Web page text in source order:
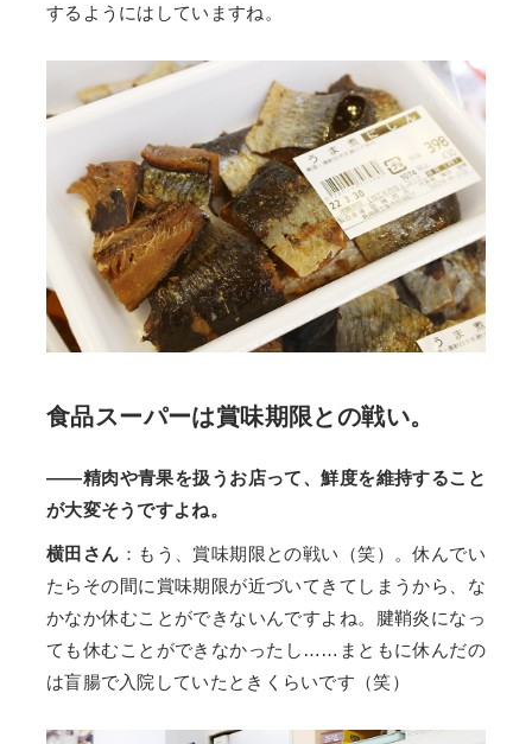
するようにはしていますね。
食品スーパーは賞味期限との戦い。
——精肉や青果を扱うお店って、鮮度を維持すること
が大変そうですよね。
横田さん ：もう、賞味期限との戦い（笑）。休んでい
たらその間に賞味期限が近づいてきてしまうから、な
かなか休むことができないんですよね。腱鞘炎になっ
ても休むことができなかったし……まともに休んだの
は盲腸で入院していたときくらいです（笑）